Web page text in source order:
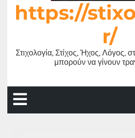
https://
r/
Στιχολογία, Στίχος, Ήχος, Λόγος,
μπορούν να γίνουν
Άνοιγμα